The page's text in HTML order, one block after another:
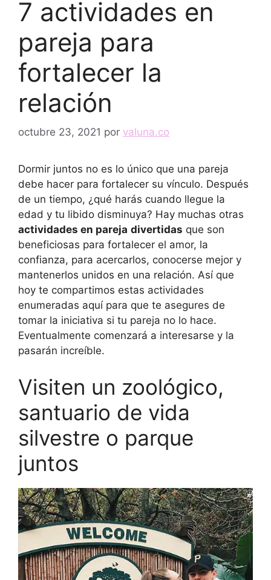
7 actividades en
pareja para
fortalecer la
relación
octubre 23, 2021 por valuna.co
Dormir juntos no es lo único que una pareja
debe hacer para fortalecer su vínculo. Después
de un tiempo, ¿qué harás cuando llegue la
edad y tu libido disminuya? Hay muchas otras
actividades en pareja divertidas que son
beneficiosas para fortalecer el amor, la
confianza, para acercarlos, conocerse mejor y
mantenerlos unidos en una relación. Así que
hoy te compartimos estas actividades
enumeradas aquí para que te asegures de
tomar la iniciativa si tu pareja no lo hace.
Eventualmente comenzará a interesarse y la
pasarán increíble.
Visiten un zoológico,
santuario de vida
silvestre o parque
juntos